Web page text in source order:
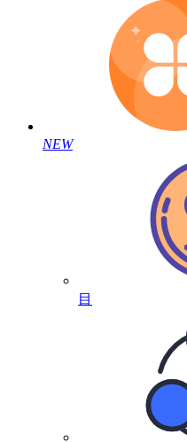
NEW
目